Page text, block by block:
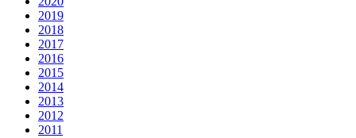
2019
2018
2017
2016
2015
2014
2013
2012
2011